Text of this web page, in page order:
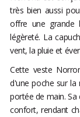
très bien aussi
offre une grande
légèreté. La
vent, la pluie et
Cette veste
d'une poche sur la
portée de main.
confort, rendant